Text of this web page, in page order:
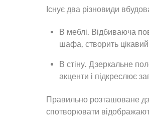
Існує два різновиди
В меблі. Відбиваюча
шафа, створить
В стіну. Дзеркальне
акценти і підкреслює
Правильно розташоване
спотворювати